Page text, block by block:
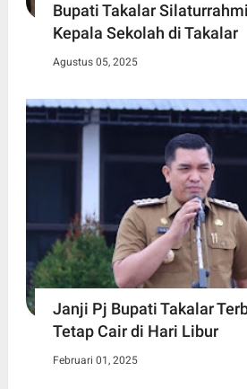
Bupati Takalar
Kepala Sekolah di Takalar
Agustus 05, 2025
Janji Pj Bupati Takalar
Tetap Cair di Hari Libur
Februari 01, 2025